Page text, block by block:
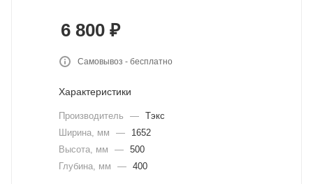
6 800 ₽
Самовывоз - бесплатно
Характеристики
Производитель — Тэкс
Ширина, мм
—
1652
Высота, мм
— 500
Глубина, мм
— 400